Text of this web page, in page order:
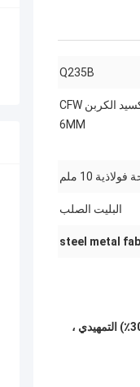
Q235B
لحام القوس ثنائي أكسيد الكربن CFW
6MM
10 ملم
البليت الصلب
steel metal
aint: الإيبوكسي الغني بالزنك (30٪) التمهيدي ،